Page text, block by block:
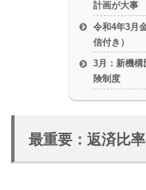
計画が大事
令和4年3月
信付き）
3月：新機構
険制度
最重要：返済比